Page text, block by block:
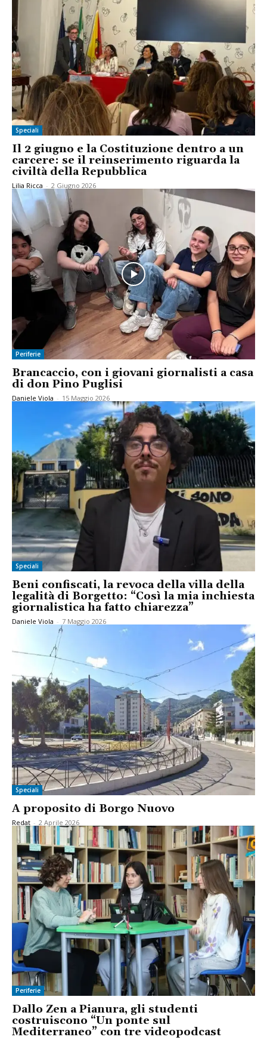
Speciali
Il 2 giugno e la Costituzione dentro a un
carcere: se il reinserimento riguarda la
civiltà della Repubblica
Lilia Ricca - 2 Giugno 2026
Periferie
Brancaccio, con i giovani giornalisti a casa
di don Pino Puglisi
Daniele Viola - 15 Maggio 2026
Speciali
Beni confiscati, la revoca della villa della
legalità di Borgetto: “Così la mia inchiesta
giornalistica ha fatto chiarezza”
Daniele Viola - 7 Maggio 2026
Speciali
A proposito di Borgo Nuovo
Redat - 2 Aprile 2026
Periferie
Dallo Zen a Pianura, gli studenti
costruiscono “Un ponte sul
Mediterraneo” con tre videopodcast